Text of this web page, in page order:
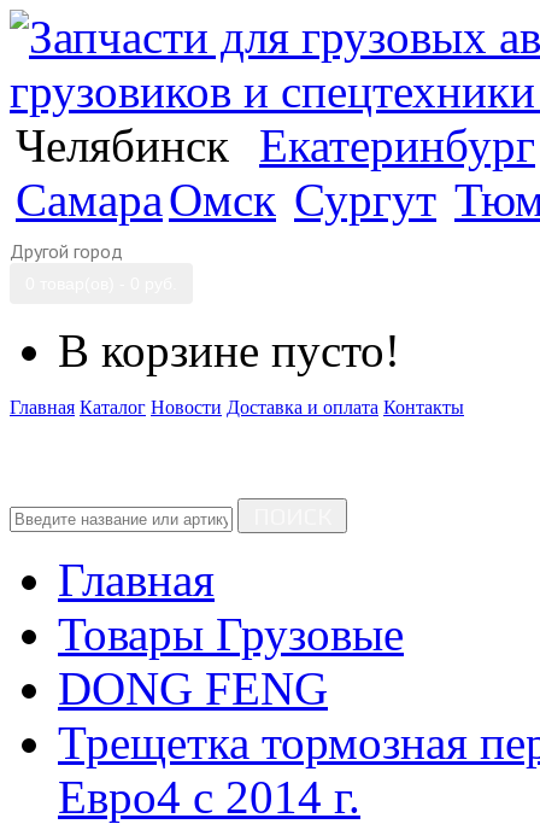
Челябинск
Екатеринбург
СамараОмск Сургут
Другой город
В корзине пусто!
Главная Каталог Новости Доставка и оплата Контакты
Главная
Товары Грузовые
DONG FENG
Трещетка тормозная
Евро4 с 2014 г.